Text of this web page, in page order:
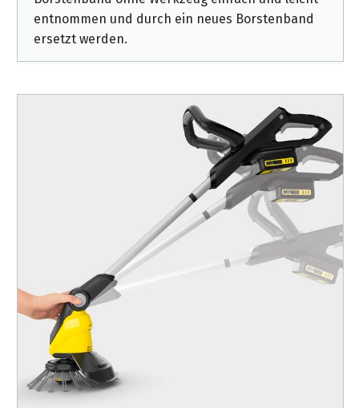
entnommen und durch ein neues Borstenband
ersetzt werden.